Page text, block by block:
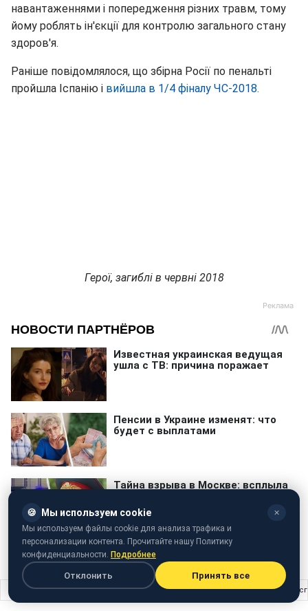
навантаженнями і попередження різних травм, тому
йому роблять ін'єкції для контролю загального стану
здоров'я.
Раніше повідомлялося, що збірна Росії по пенальті
пройшла Іспанію і вийшла в 1/4 фіналу ЧС-2018.
Герої, загиблі в червні 2018
Главная › Шоу бизнес › У конкурсі Міс Всесвіт візьме участь дівчина-
🍪 Мы используем cookie ✕
Мы используем файлы cookie для анализа трафика и
персонализации контента. Прочитайте нашу Политику
конфиденциальности. Подробнее
Отклонить Принять все